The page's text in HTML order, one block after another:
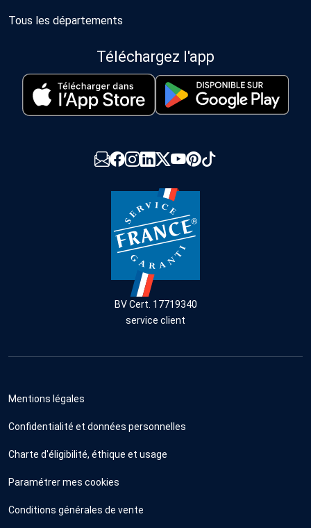
Tous les départements
Téléchargez l'app
BV Cert. 17719340
service client
Mentions légales
Confidentialité et données personnelles
Charte d'éligibilité, éthique et usage
Paramétrer mes cookies
Conditions générales de vente